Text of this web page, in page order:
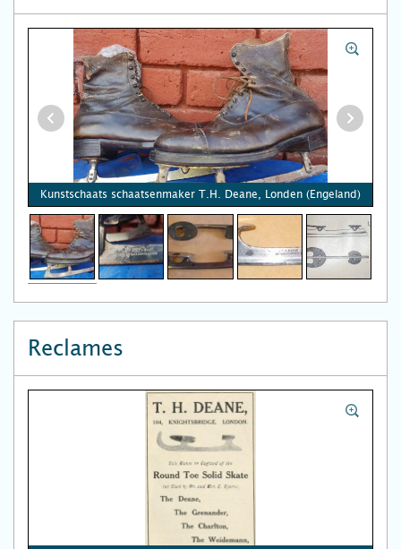
Kunstschaats schaatsenmaker T.H. Deane, Londen (Engeland)
Reclames